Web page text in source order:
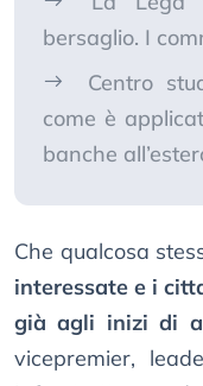
bersaglio. I
Centro
come è
banche
Che qualcosa
interessate e i
già agli inizi di
vicepremier,